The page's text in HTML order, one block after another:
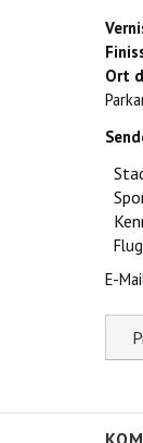
Ort
E-